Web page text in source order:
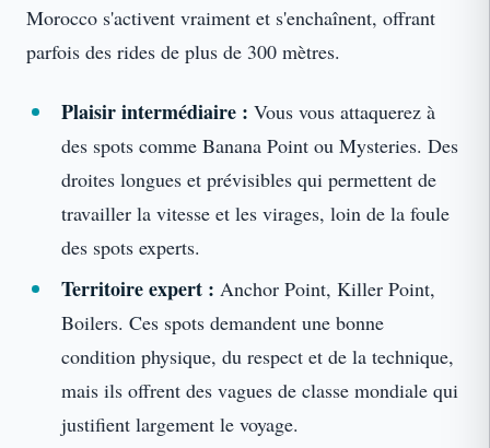
Morocco s'activent vraiment et s'enchaînent, offrant
parfois des rides de plus de 300 mètres.
Plaisir intermédiaire : Vous vous attaquerez à
des spots comme Banana Point ou Mysteries. Des
droites longues et prévisibles qui permettent de
travailler la vitesse et les virages, loin de la foule
des spots experts.
Territoire expert : Anchor Point, Killer Point,
Boilers. Ces spots demandent une bonne
condition physique, du respect et de la technique,
mais ils offrent des vagues de classe mondiale qui
justifient largement le voyage.